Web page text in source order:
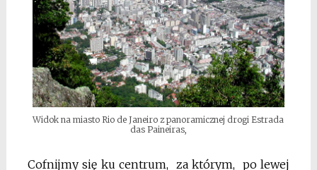
Widok na miasto Rio de Janeiro z panoramicznej drogi Estrada
das Paineiras,
Cofnijmy się ku centrum, za którym, po lewej